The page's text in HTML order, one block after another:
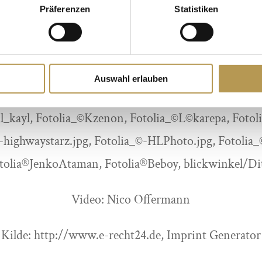
Präferenzen Statistiken
Auswahl erlauben
Fotolia_©drubig-photo,
Studio, Fotolia_©Dmitry Ersler, Fotolia_©sonne
Fotolia_26986407_M, Fotolia_8694791,
crolique.jpg, Fotolia_© Dmitry Ersler.jpg,
Fotolia_XL©standret, Fotolia_26986407,
Fotolia_©Kzenon, Fotolia_©L©karepa,
Fotolia_©-HLPhoto.jpg,
Fotolia®Beboy, blickwinkel/
Video: Nico Offermann
Kilde: http://www.e-recht24.de, Imprint Generator